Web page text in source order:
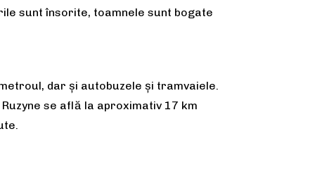
sunt însorite, toamnele sunt bogate
dar și autobuzele și tramvaiele.
se află la aproximativ 17 km